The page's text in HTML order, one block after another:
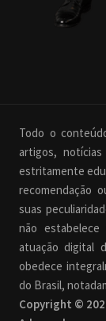
Todo o
artigos,
estritamente
recomendação
suas
não estabelece
atuação digital
obedece
do Brasil,
Copyright ©